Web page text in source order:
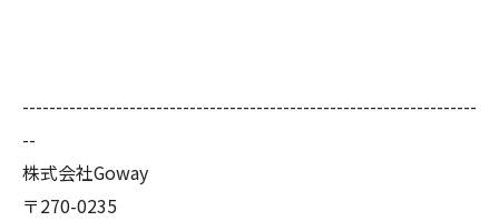
--------------------------------------------------------------------
--
株式会社Goway
〒270-0235